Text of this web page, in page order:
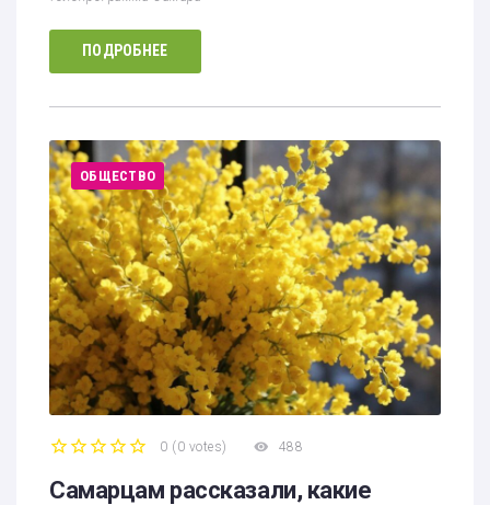
ПОДРОБНЕЕ
ОБЩЕСТВО
0 (0 votes) 488
Самарцам рассказали, какие